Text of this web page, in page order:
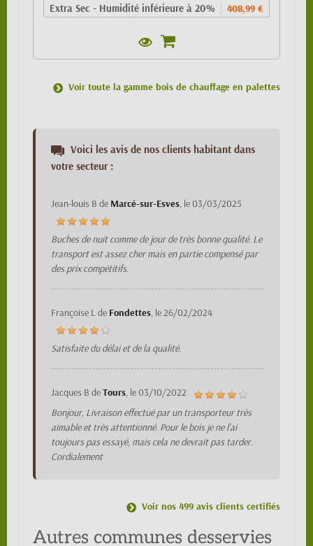
Extra Sec - Humidité inférieure à 20% 408,99 €
Voir toute la gamme bois de chauffage en palettes
Voici les avis de nos clients habitant dans
votre secteur :
Jean-louis B de Marcé-sur-Esves, le03/03/2025
Buches de nuit comme de jour de très bonne qualité. Le
transport est assez cher mais en partie compensé par
des prix compétitifs.
Françoise Lde Fondettes, le26/02/2024
Satisfaite du délai et de la qualité.
Jacques B deTours, le03/10/2022
Bonjour, Livraison effectué par un transporteur très
aimable et très attentionné. Pour le bois je ne l’ai
toujours pas essayé, mais cela ne devrait pas tarder.
Cordialement
Voir nos 499 avis clients certifiés
Autres communes desservies